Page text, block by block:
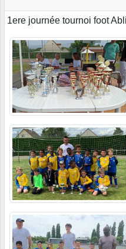
1ere journée tournoi foot